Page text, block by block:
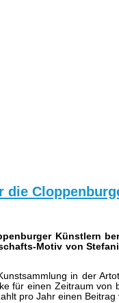
Künstlern
Motiv von
in der
für einen Zeitraum
pro Jahr einen Beitrag